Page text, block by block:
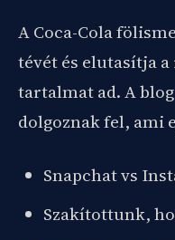
A Coca-Cola
tévét és elutasítja
tartalmat ad. A
dolgoznak fel, ami
Snapchat vs
Szakítottunk,